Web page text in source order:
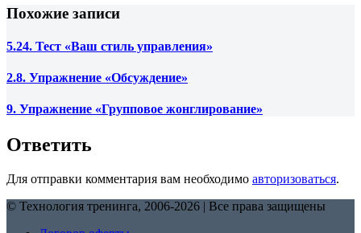
Похожие записи
5.24. Тест «Ваш стиль управления»
2.8. Упражнение «Обсуждение»
9. Упражнение «Групповое жонглирование»
Ответить
Для отправки комментария вам необходимо авторизоваться.
© Технология тренинга, 2006-2026 | Все права защищены